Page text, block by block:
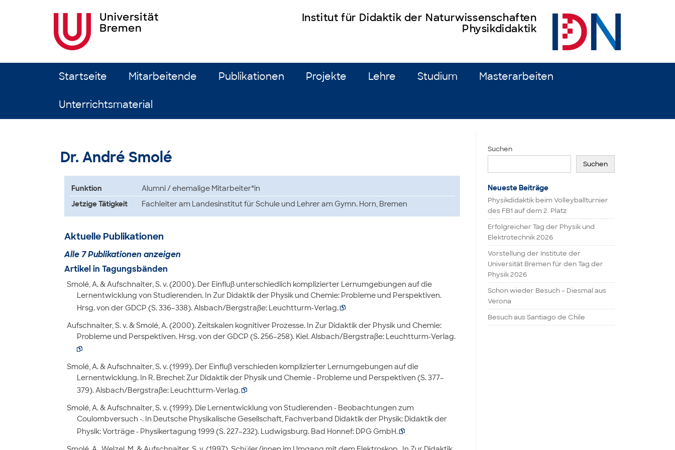
Institut für Didaktik der Naturwissenschaften
Physikdidaktik
Zum Inhalt springen
Startseite Mitarbeitende Publikationen Projekte Lehre Studium Masterarbeiten
Unterrichtsmaterial
Dr. André Smolé
Funktion
Alumni / ehemalige Mitarbeiter*in
Jetzige Tätigkeit
Fachleiter am Landesinstitut für Schule und Lehrer am Gymn. Horn, Bremen
Aktuelle Publikationen
Alle 7 Publikationen anzeigen
Artikel in Tagungsbänden
Smolé, A. & Aufschnaiter, S. v. (2000). Der Einfluß unterschiedlich komplizierter Lernumgebungen auf die
Lernentwicklung von Studierenden. In Zur Didaktik der Physik und Chemie: Probleme und Perspektiven.
Hrsg. von der GDCP (S. 336–338). Alsbach/Bergstraße: Leuchtturm-Verlag.
Aufschnaiter, S. v. & Smolé, A. (2000). Zeitskalen kognitiver Prozesse. In Zur Didaktik der Physik und Chemie:
Probleme und Perspektiven. Hrsg. von der GDCP (S. 256–258). Kiel. Alsbach/Bergstraße: Leuchtturm-Verlag.

Smolé, A. & Aufschnaiter, S. v. (1999). Der Einfluß verschieden komplizierter Lernumgebungen auf die
Lernentwicklung. In R. Brechel: Zur Didaktik der Physik und Chemie - Probleme und Perspektiven (S. 377–
379). Alsbach/Bergstraße: Leuchtturm-Verlag.
Smolé, A. & Aufschnaiter, S. v. (1999). Die Lernentwicklung von Studierenden - Beobachtungen zum
Coulombversuch -. In Deutsche Physikalische Gesellschaft, Fachverband Didaktik der Physik: Didaktik der
Physik: Vorträge - Physikertagung 1999 (S. 227–232). Ludwigsburg. Bad Honnef: DPG GmbH.
Suchen
Suchen
Neueste Beiträge
Physikdidaktik beim Volleyballturnier
des FB1 auf dem 2. Platz
Erfolgreicher Tag der Physik und
Elektrotechnik 2026
Vorstellung der Institute der
Universität Bremen für den Tag der
Physik 2026
Schon wieder Besuch – Diesmal aus
Verona
Besuch aus Santiago de Chile